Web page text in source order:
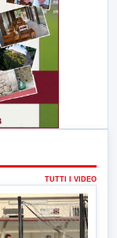
TUTTI I VIDEO